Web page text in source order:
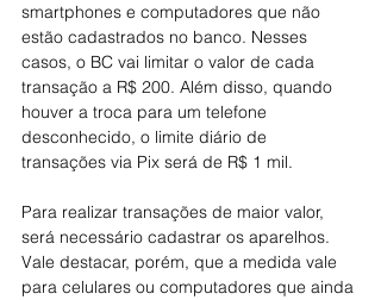
smartphones e computadores que não
estão cadastrados no banco. Nesses
casos, o BC vai limitar o valor de cada
transação a R$ 200. Além disso, quando
houver a troca para um telefone
desconhecido, o limite diário de
transações via Pix será de R$ 1 mil.
Para realizar transações de maior valor,
será necessário cadastrar os aparelhos.
Vale destacar, porém, que a medida vale
para celulares ou computadores que ainda